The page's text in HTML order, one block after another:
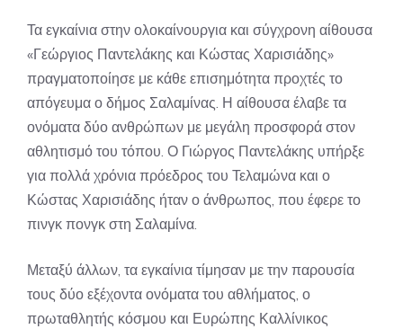
Τα εγκαίνια στην ολοκαίνουργια και σύγχρονη αίθουσα
«Γεώργιος Παντελάκης και Κώστας Χαρισιάδης»
πραγματοποίησε με κάθε επισημότητα προχτές το
απόγευμα ο δήμος Σαλαμίνας. Η αίθουσα έλαβε τα
ονόματα δύο ανθρώπων με μεγάλη προσφορά στον
αθλητισμό του τόπου. Ο Γιώργος Παντελάκης υπήρξε
για πολλά χρόνια πρόεδρος του Τελαμώνα και ο
Κώστας Χαρισιάδης ήταν ο άνθρωπος, που έφερε το
πινγκ πονγκ στη Σαλαμίνα.
Μεταξύ άλλων, τα εγκαίνια τίμησαν με την παρουσία
τους δύο εξέχοντα ονόματα του αθλήματος, ο
πρωταθλητής κόσμου και Ευρώπης Καλλίνικος